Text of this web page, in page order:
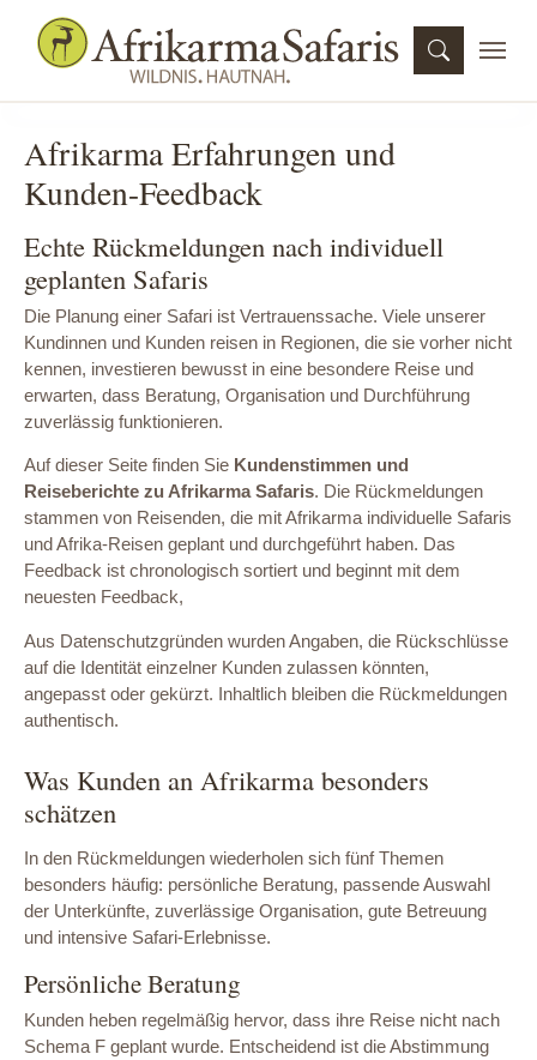
Afrikarma Erfahrungen und
Kunden-Feedback
Echte Rückmeldungen nach individuell
geplanten Safaris
Die Planung einer Safari ist Vertrauenssache. Viele unserer
Kundinnen und Kunden reisen in Regionen, die sie vorher nicht
kennen, investieren bewusst in eine besondere Reise und
erwarten, dass Beratung, Organisation und Durchführung
zuverlässig funktionieren.
Auf dieser Seite finden Sie Kundenstimmen und
Reiseberichte zu Afrikarma Safaris. Die Rückmeldungen
stammen von Reisenden, die mit Afrikarma individuelle Safaris
und Afrika-Reisen geplant und durchgeführt haben. Das
Feedback ist chronologisch sortiert und beginnt mit dem
neuesten Feedback,
Aus Datenschutzgründen wurden Angaben, die Rückschlüsse
auf die Identität einzelner Kunden zulassen könnten,
angepasst oder gekürzt. Inhaltlich bleiben die Rückmeldungen
authentisch.
Was Kunden an Afrikarma besonders
schätzen
In den Rückmeldungen wiederholen sich fünf Themen
besonders häufig: persönliche Beratung, passende Auswahl
der Unterkünfte, zuverlässige Organisation, gute Betreuung
und intensive Safari-Erlebnisse.
Persönliche Beratung
Kunden heben regelmäßig hervor, dass ihre Reise nicht nach
Schema F geplant wurde. Entscheidend ist die Abstimmung